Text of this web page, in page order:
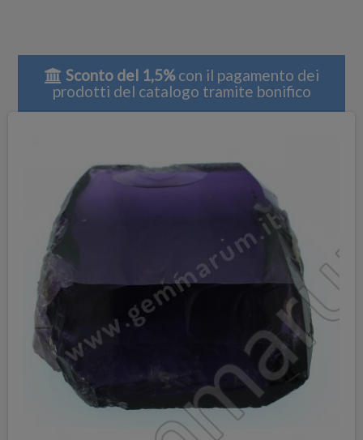
Sconto del 1,5%con il pagamento dei
prodotti del catalogo tramite bonifico